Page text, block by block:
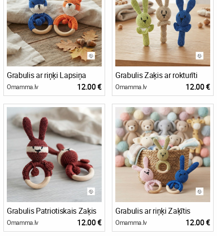
Grabulis ar riņķi Lapsiņa
Omamma.lv 12.00 €
Grabulis Zaķis ar rokturīti
Omamma.lv 12.00 €
Grabulis Patriotiskais Zaķis
Omamma.lv 12.00 €
Grabulis ar riņķi Zaķītis
Omamma.lv 12.00 €